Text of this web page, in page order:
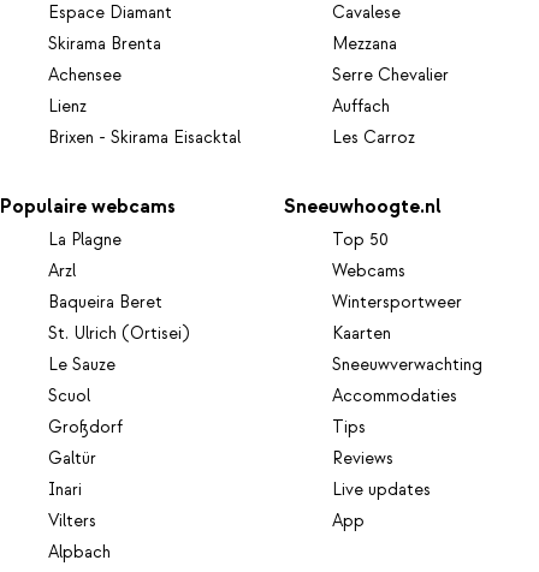
Espace Diamant
Skirama Brenta
Achensee
Lienz
Brixen - Skirama Eisacktal
Cavalese
Mezzana
Serre Chevalier
Auffach
Les Carroz
Populaire webcams
La Plagne
Arzl
Baqueira Beret
St. Ulrich (Ortisei)
Le Sauze
Scuol
Großdorf
Galtür
Inari
Vilters
Alpbach
Sneeuwhoogte.nl
Top 50
Webcams
Wintersportweer
Kaarten
Sneeuwverwachting
Accommodaties
Tips
Reviews
Live updates
App